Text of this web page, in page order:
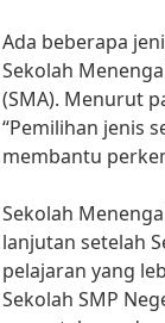
Ada beberapa
Sekolah
(SMA). Menurut
“Pemilihan jenis
membantu
Sekolah
lanjutan setelah
pelajaran yang
Sekolah SMP